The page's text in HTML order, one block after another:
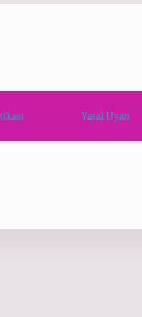
Yasal Uyarı